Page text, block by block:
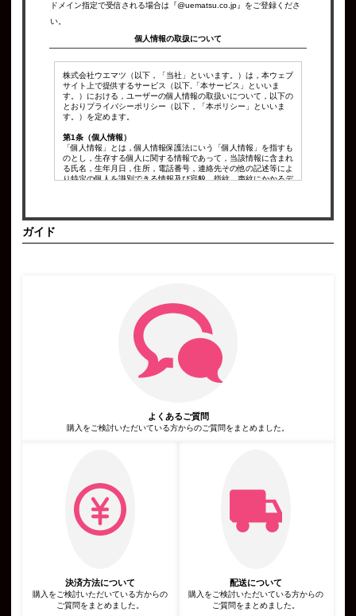
ドメイン指定で受信される場合は『@uematsu.co.jp』をご登録くださ
い。
個人情報の取扱について
株式会社ウエマツ（以下，「当社」といいます。）は，本ウェブ
サイト上で提供するサービス（以下,「本サービス」といいま
す。）における，ユーザーの個人情報の取扱いについて，以下の
とおりプライバシーポリシー（以下，「本ポリシー」といいま
す。）を定めます。
第1条（個人情報）
「個人情報」とは，個人情報保護法にいう「個人情報」を指すも
のとし，生存する個人に関する情報であって，当該情報に含まれ
る氏名，生年月日，住所，電話番号，連絡先その他の記述等によ
り特定の個人を識別できる情報及び容貌，指紋，声紋にかかるデ
第2条（個人情報の収集方法）
電話番号，メールアドレス，銀行口座番号，クレジットカード番
第3条（個人情報を収集・利用する目的）
当社が個人情報を収集・利用する目的は，以下のとおりです。
当社サービスの提供・運営のため
ユーザーからのお問い合わせに回答するため（本人確認を行うこ
ユーザーが利用中のサービスの新機能，更新情報，キャンペーン
等及び当社が提供する他のサービスの案内のメールを送付するた
広告，宣伝，マーケティングへの活用のため
利用規約に違反したユーザーや，不正・不当な目的でサービスを
第4条（利用目的の変更）
当社は，利用目的が変更前と関連性を有すると合理的に認められ
る場合に限り，個人情報の利用目的を変更するものとします。
利用目的の変更を行った場合には，変更後の目的について，当社
当社は，次に掲げる場合を除いて，あらかじめユーザーの同意を
得ることなく，第三者に個人情報を提供することはありません。
ただし，個人情報保護法その他の法令で認められる場合を除きま
ガイド
よくあるご質問
購入をご検討いただいている方からのご質問をまとめました。
決済方法について
購入をご検討いただいている方からの
ご質問をまとめました。
配送について
購入をご検討いただいている方からの
ご質問をまとめました。